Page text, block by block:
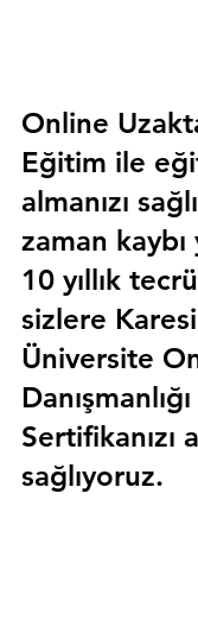
Online
Eğitim ile
almanızı
zaman kaybı
10 yıllık
sizlere
Üniversite
Danışmanlığı
Sertifikanızı
sağlıyoruz.